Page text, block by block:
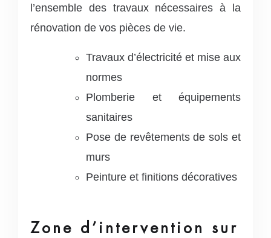
l’ensemble des travaux nécessaires à la
rénovation de vos pièces de vie.
Travaux d’électricité et mise aux
normes
Plomberie et équipements
sanitaires
Pose de revêtements de sols et
murs
Peinture et finitions décoratives
Zone d’intervention sur